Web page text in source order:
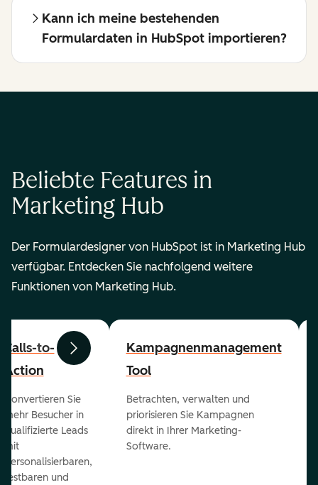
Kann ich meine bestehenden
Formulardaten in HubSpot importieren?
Beliebte Features in
Marketing Hub
Der Formulardesigner von HubSpot ist in Marketing Hub
verfügbar. Entdecken Sie nachfolgend weitere
Funktionen von Marketing Hub.
ZurückWeiter
Calls-to-
Action
Konvertieren Sie
mehr Besucher in
qualifizierte Leads
mit
personalisierbaren,
testbaren und
Kampagnenmanagement
Tool
Betrachten, verwalten und
priorisieren Sie Kampagnen
direkt in Ihrer Marketing-
Software.